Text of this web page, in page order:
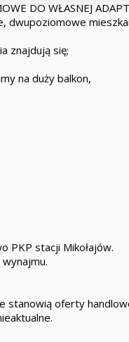
DO WŁASNEJ
dwupoziomowe
znajdują się;
na duży balkon,
PKP stacji Mikołajów.
stanowią oferty